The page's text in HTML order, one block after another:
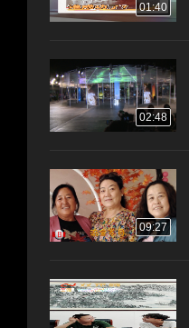
01:40
02:48
09:27